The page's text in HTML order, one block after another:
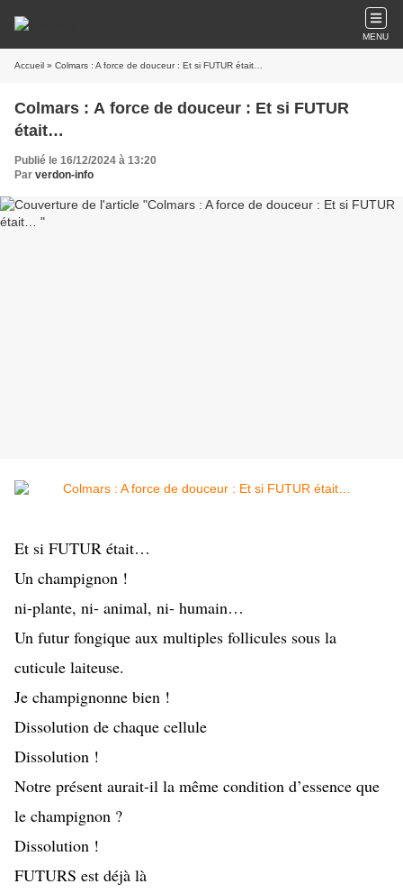
MENU
Accueil » Colmars : A force de douceur : Et si FUTUR était…
Colmars : A force de douceur : Et si FUTUR
était…
Publié le 16/12/2024 à 13:20
Par verdon-info
Et si FUTUR était…
Un champignon !
ni-plante, ni- animal, ni- humain…
Un futur fongique aux multiples follicules sous la
cuticule laiteuse.
Je champignonne bien !
Dissolution de chaque cellule
Dissolution !
Notre présent aurait-il la même condition d’essence que
le champignon ?
Dissolution !
FUTURS est déjà là